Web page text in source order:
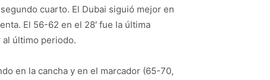
cuarto. El Dubai siguió mejor en
El 56-62 en el 28′ fue la última
último periodo.
en la cancha y en el marcador (65-70,